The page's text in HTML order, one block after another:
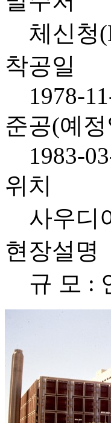
체신청
착공일
1978-
준공(예
1983-
위치
사우디
현장설명
규 모 :